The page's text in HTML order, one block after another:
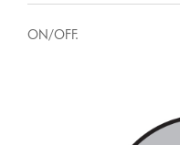
ON/OFF.